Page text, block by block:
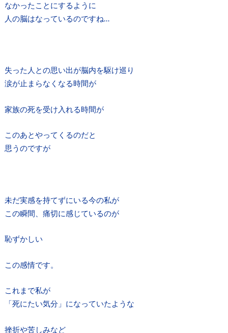
なかったことにするように
人の脳はなっているのですね…
失った人との思い出が脳内を駆け巡り
涙が止まらなくなる時間が
家族の死を受け入れる時間が
このあとやってくるのだと
思うのですが
未だ実感を持てずにいる今の私が
この瞬間、痛切に感じているのが
恥ずかしい
この感情です。
これまで私が
「死にたい気分」になっていたような
挫折や苦しみなど